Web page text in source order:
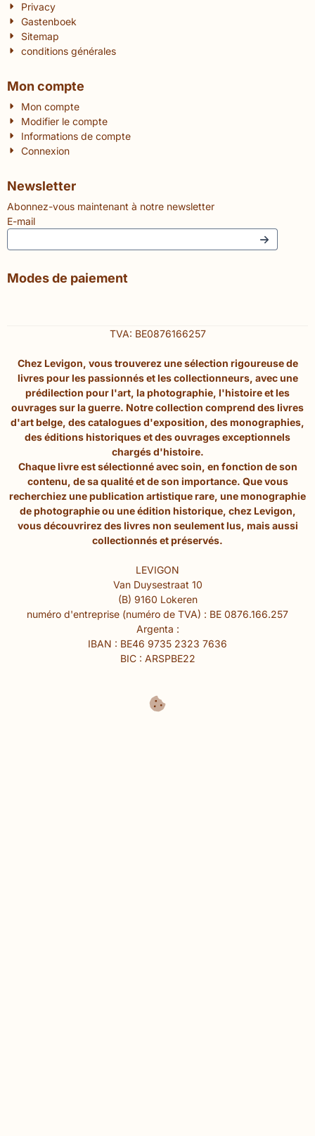
Privacy
Gastenboek
Sitemap
conditions générales
Mon compte
Mon compte
Modifier le compte
Informations de compte
Connexion
Newsletter
Abonnez-vous maintenant à notre newsletter
E-mail
Modes de paiement
TVA: BE0876166257
Chez Levigon, vous trouverez une sélection rigoureuse de
livres pour les passionnés et les collectionneurs, avec une
prédilection pour l'art, la photographie, l'histoire et les
ouvrages sur la guerre. Notre collection comprend des livres
d'art belge, des catalogues d'exposition, des monographies,
des éditions historiques et des ouvrages exceptionnels
chargés d'histoire.
Chaque livre est sélectionné avec soin, en fonction de son
contenu, de sa qualité et de son importance. Que vous
recherchiez une publication artistique rare, une monographie
de photographie ou une édition historique, chez Levigon,
vous découvrirez des livres non seulement lus, mais aussi
collectionnés et préservés.
LEVIGON
Van Duysestraat 10
(B) 9160 Lokeren
numéro d'entreprise (numéro de TVA) : BE 0876.166.257
Argenta :
IBAN : BE46 9735 2323 7636
BIC : ARSPBE22